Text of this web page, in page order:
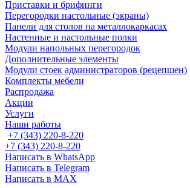
Приставки и брифинги
Перегородки настольные (экраны)
Панели для столов на металлокаркасах
Настенные и настольные полки
Модули напольных перегородок
Дополнительные элементы
Модули стоек администраторов (рецепшен)
Комплекты мебели
Распродажа
Акции
Услуги
Наши работы
+7 (343) 220-8-220
+7 (343) 220-8-220
Написать в WhatsApp
Написать в Telegram
Написать в MAX